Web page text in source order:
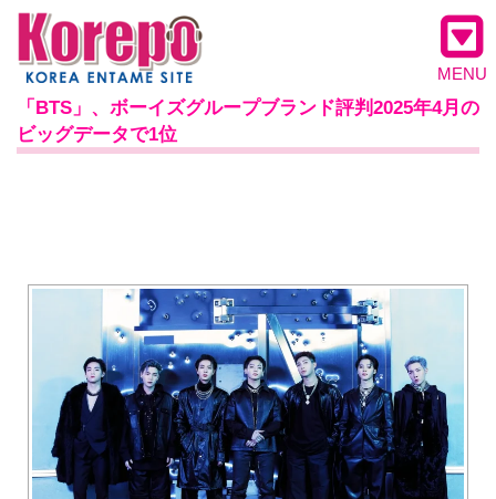
MENU
「BTS」、ボーイズグループブランド評判2025年4月の
ビッグデータで1位